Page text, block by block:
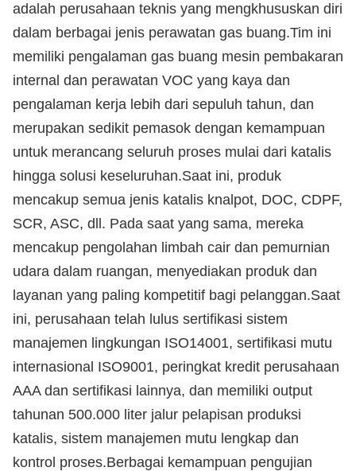
adalah perusahaan teknis yang mengkhususkan diri
dalam berbagai jenis perawatan gas buang.Tim ini
memiliki pengalaman gas buang mesin pembakaran
internal dan perawatan VOC yang kaya dan
pengalaman kerja lebih dari sepuluh tahun, dan
merupakan sedikit pemasok dengan kemampuan
untuk merancang seluruh proses mulai dari katalis
hingga solusi keseluruhan.Saat ini, produk
mencakup semua jenis katalis knalpot, DOC, CDPF,
SCR, ASC, dll. Pada saat yang sama, mereka
mencakup pengolahan limbah cair dan pemurnian
udara dalam ruangan, menyediakan produk dan
layanan yang paling kompetitif bagi pelanggan.Saat
ini, perusahaan telah lulus sertifikasi sistem
manajemen lingkungan ISO14001, sertifikasi mutu
internasional ISO9001, peringkat kredit perusahaan
AAA dan sertifikasi lainnya, dan memiliki output
tahunan 500.000 liter jalur pelapisan produksi
katalis, sistem manajemen mutu lengkap dan
kontrol proses.Berbagai kemampuan pengujian